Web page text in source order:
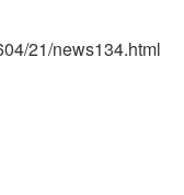
21/news134.html